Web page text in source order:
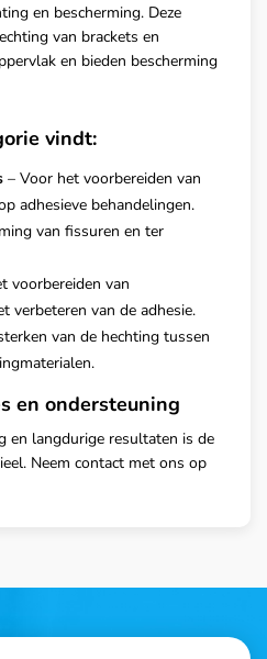
en bescherming. Deze
van brackets en
en bieden bescherming
vindt:
– Voor het voorbereiden van
adhesieve behandelingen.
van fissuren en ter
voorbereiden van
verbeteren van de adhesie.
van de hechting tussen
en ondersteuning
en langdurige resultaten is de
Neem contact met ons op